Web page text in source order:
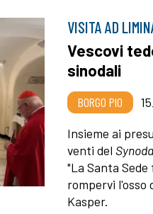
VISITA AD
Vescovi
sinodali
BORGO PIO
Insieme ai
venti del
"La Santa
rompervi l'osso
Kasper.